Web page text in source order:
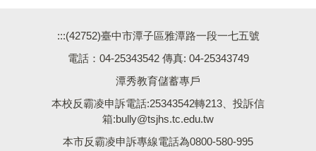
:::(42752)臺中市潭子區雅潭路一段一七五號
電話：04-25343542 傳真: 04-25343749
潭秀教育儲蓄專戶
本校反霸凌申訴電話:25343542轉213、投訴信
箱:bully@tsjhs.tc.edu.tw
本市反霸凌申訴專線電話為0800-580-995